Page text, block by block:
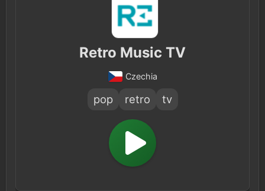
Retro Music TV
Czechia
pop retro tv